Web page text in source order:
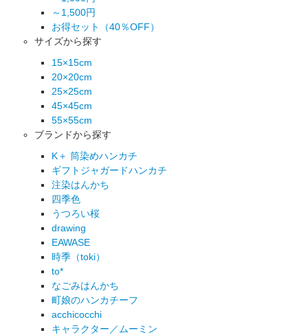
～1,500円
お得セット（40％OFF）
サイズから探す
15×15cm
20×20cm
25×25cm
45×45cm
55×55cm
ブランドから探す
K＋ 筒染めハンカチ
ギフトジャガードハンカチ
注染はんかち
四季色
うつろい桜
drawing
EAWASE
時季（toki）
to*
なごみはんかち
町娘のハンカチーフ
acchicocchi
キャラクター／ムーミン